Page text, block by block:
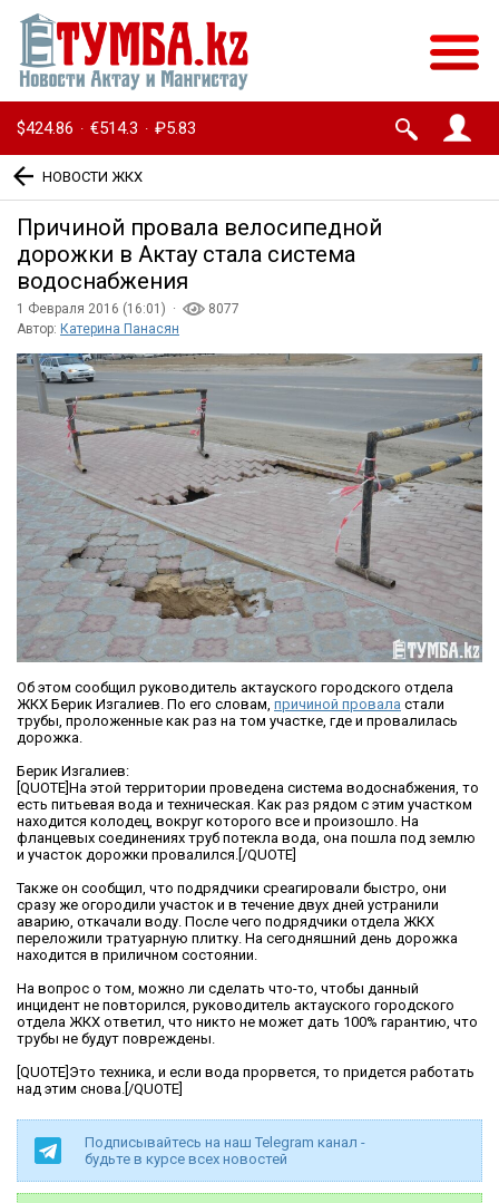
$424.86 · €514.3 · ₽5.83
НОВОСТИ ЖКХ
Причиной провала велосипедной
дорожки в Актау стала система
водоснабжения
1 Февраля 2016 (16:01) ·
8077
Автор: Катерина Панасян
Об этом сообщил руководитель актауского городского отдела
ЖКХ Берик Изгалиев. По его словам, причиной провала стали
трубы, проложенные как раз на том участке, где и провалилась
дорожка.
Берик Изгалиев:
[QUOTE]На этой территории проведена система водоснабжения, то
есть питьевая вода и техническая. Как раз рядом с этим участком
находится колодец, вокруг которого все и произошло. На
фланцевых соединениях труб потекла вода, она пошла под землю
и участок дорожки провалился.[/QUOTE]
Также он сообщил, что подрядчики среагировали быстро, они
сразу же огородили участок и в течение двух дней устранили
аварию, откачали воду. После чего подрядчики отдела ЖКХ
переложили тратуарную плитку. На сегодняшний день дорожка
находится в приличном состоянии.
На вопрос о том, можно ли сделать что-то, чтобы данный
инцидент не повторился, руководитель актауского городского
отдела ЖКХ ответил, что никто не может дать 100% гарантию, что
трубы не будут повреждены.
[QUOTE]Это техника, и если вода прорвется, то придется работать
над этим снова.[/QUOTE]
Подписывайтесь на наш Telegram канал -
будьте в курсе всех новостей